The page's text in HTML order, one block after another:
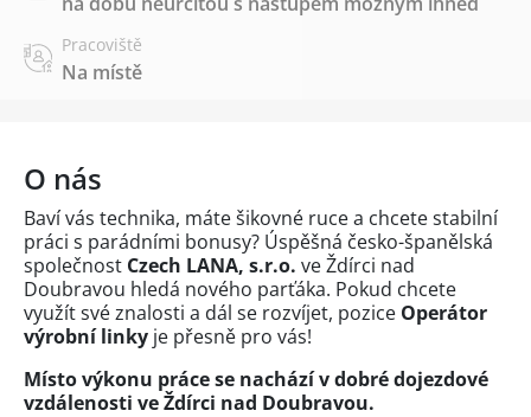
Pracoviště
Na místě
O nás
Baví vás technika, máte šikovné ruce a chcete stabilní
práci s parádními bonusy? Úspěšná česko-španělská
společnost Czech LANA, s.r.o. ve Ždírci nad
Doubravou hledá nového parťáka. Pokud chcete
využít své znalosti a dál se rozvíjet, pozice Operátor
výrobní linky je přesně pro vás!
Místo výkonu práce se nachází v dobré dojezdové
vzdálenosti ve Ždírci nad Doubravou.